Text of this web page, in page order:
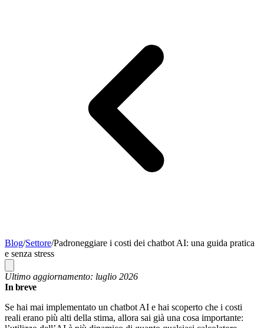
Blog/Settore/Padroneggiare i costi dei chatbot AI: una guida pratica
e senza stress
Ultimo aggiornamento: luglio 2026
In breve
Se hai mai implementato un chatbot AI e hai scoperto che i costi
reali erano più alti della stima, allora sai già una cosa importante: